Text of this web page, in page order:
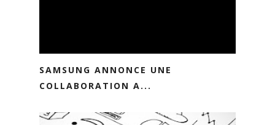
SAMSUNG ANNONCE UNE
COLLABORATION A...